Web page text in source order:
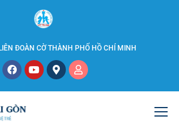
ĐOÀN CỜ THÀNH PHỐ HỒ CHÍ MINH